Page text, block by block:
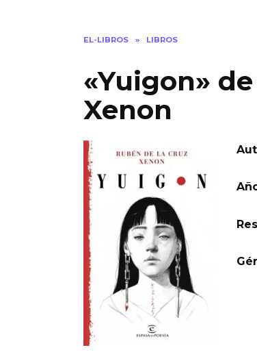
EL-LIBROS » LIBROS
«Yuigon»
Xenon